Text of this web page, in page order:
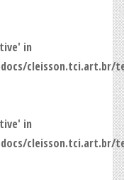
in
cleisson.tci.art.br/
in
cleisson.tci.art.br/